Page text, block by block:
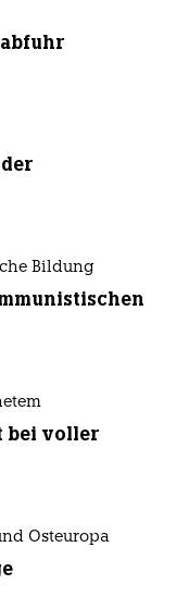
Bildung
bei voller
Osteuropa